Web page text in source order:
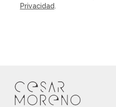
Privacidad.